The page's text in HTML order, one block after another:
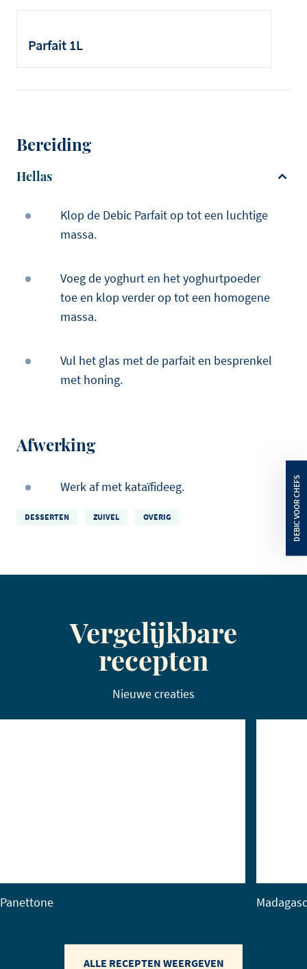
Parfait 1L
Bereiding
Hellas
Klop de Debic Parfait op tot een luchtige
massa.
Voeg de yoghurt en het yoghurtpoeder
toe en klop verder op tot een homogene
massa.
Vul het glas met de parfait en besprenkel
met honing.
Afwerking
Werk af met kataïfideeg.
DESSERTEN ZUIVEL OVERIG
Vergelijkbare
recepten
Nieuwe creaties
Panettone
ALLE RECEPTEN WEERGEVEN